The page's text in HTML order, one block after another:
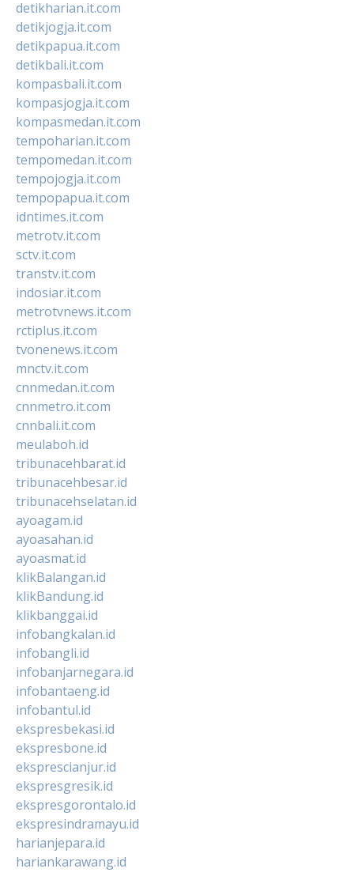
detikharian.it.com
detikjogja.it.com
detikpapua.it.com
detikbali.it.com
kompasbali.it.com
kompasjogja.it.com
kompasmedan.it.com
tempoharian.it.com
tempomedan.it.com
tempojogja.it.com
tempopapua.it.com
idntimes.it.com
metrotv.it.com
sctv.it.com
transtv.it.com
indosiar.it.com
metrotvnews.it.com
rctiplus.it.com
tvonenews.it.com
mnctv.it.com
cnnmedan.it.com
cnnmetro.it.com
cnnbali.it.com
meulaboh.id
tribunacehbarat.id
tribunacehbesar.id
tribunacehselatan.id
ayoagam.id
ayoasahan.id
ayoasmat.id
klikBalangan.id
klikBandung.id
klikbanggai.id
infobangkalan.id
infobangli.id
infobanjarnegara.id
infobantaeng.id
infobantul.id
ekspresbekasi.id
ekspresbone.id
eksprescianjur.id
ekspresgresik.id
ekspresgorontalo.id
ekspresindramayu.id
harianjepara.id
hariankarawang.id